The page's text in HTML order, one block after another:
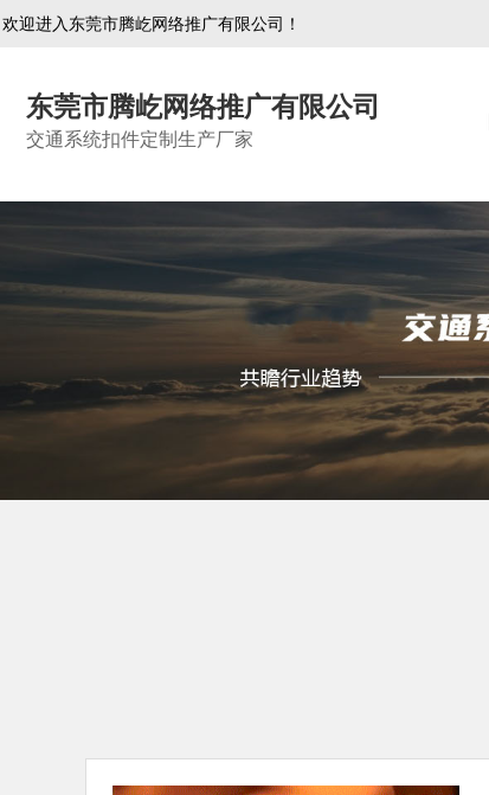
欢迎进入东莞市腾屹网络推广有限公司！
东莞市腾屹网络推广有限公司
交通系统扣件定制生产厂家